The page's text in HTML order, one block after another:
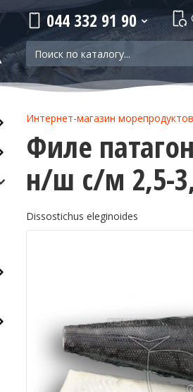
044 332 91 90
Интернет-магазин морепродуктов
Филе
н/ш с/м 2,5-
Dissostichus eleginoides